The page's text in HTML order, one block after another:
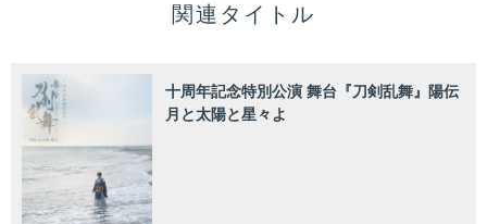
関連タイトル
十周年記念特別公演 舞台『刀剣乱舞』陽伝
月と太陽と星々よ